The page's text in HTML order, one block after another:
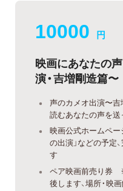
10000 円
映画にあなたの
演・吉増剛造篇〜
声のカメオ出演〜吉
読むあなたの声を送
映画公式ホームペ
の出演」などの予定
す
ペア映画前売り券
後します、場所・映